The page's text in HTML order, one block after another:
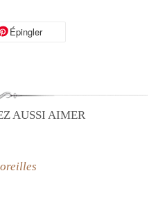
X
ÉpinglerÉpingler sur Pinterest
AUSSI AIMER